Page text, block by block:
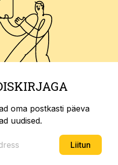
oma postkasti päeva
uudised.
Liitun